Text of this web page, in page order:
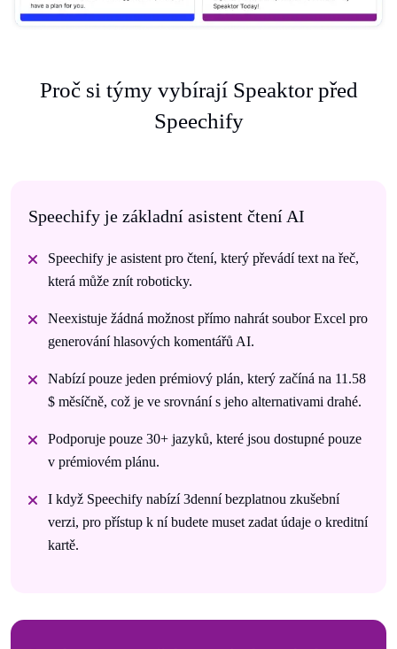
Proč si týmy vybírají Speaktor před
Speechify
Speechify je základní asistent čtení AI
Speechify je asistent pro čtení, který převádí text na řeč,
která může znít roboticky.
Neexistuje žádná možnost přímo nahrát soubor Excel pro
generování hlasových komentářů AI.
Nabízí pouze jeden prémiový plán, který začíná na 11.58
$ měsíčně, což je ve srovnání s jeho alternativami drahé.
Podporuje pouze 30+ jazyků, které jsou dostupné pouze
v prémiovém plánu.
I když Speechify nabízí 3denní bezplatnou zkušební
verzi, pro přístup k ní budete muset zadat údaje o kreditní
kartě.